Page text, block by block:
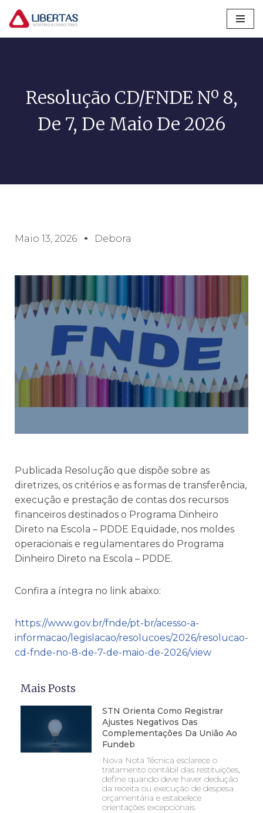
Pular
Resolução CD/FNDE Nº 8,
De 7, De Maio De 2026
Maio 13, 2026 Debora
Publicada Resolução que dispõe sobre as
diretrizes, os critérios e as formas de transferência,
execução e prestação de contas dos recursos
financeiros destinados o Programa Dinheiro
Direto na Escola – PDDE Equidade, nos moldes
operacionais e regulamentares do Programa
Dinheiro Direto na Escola – PDDE.
Confira a íntegra no link abaixo:
https://www.gov.br/fnde/pt-br/acesso-a-
informacao/legislacao/resolucoes/2026/resolucao-
cd-fnde-no-8-de-7-de-maio-de-2026/view
Mais Posts
STN Orienta Como Registrar
Ajustes Negativos Das
Complementações Da União Ao
Fundeb
Nova Nota Técnica esclarece o
tratamento contábil das restituições,
define quando deve haver dedução
da receita ou execução de despesa
orçamentária e estabelece
orientações excepcionais